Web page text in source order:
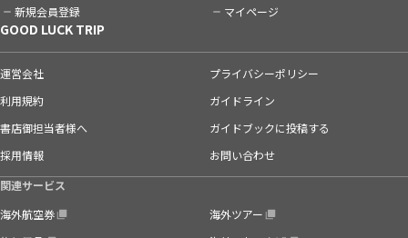
新規会員登録 マイページ
GOOD LUCK TRIP
運営会社
プライバシーポリシー
利用規約
ガイドライン
書店御担当者様へ
ガイドブックに投稿する
採用情報
お問い合わせ
関連サービス
海外航空券
海外ツアー